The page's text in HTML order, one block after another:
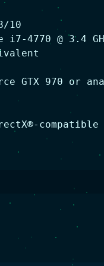
10
4770 @ 3.4
GTX 970 or
compatible